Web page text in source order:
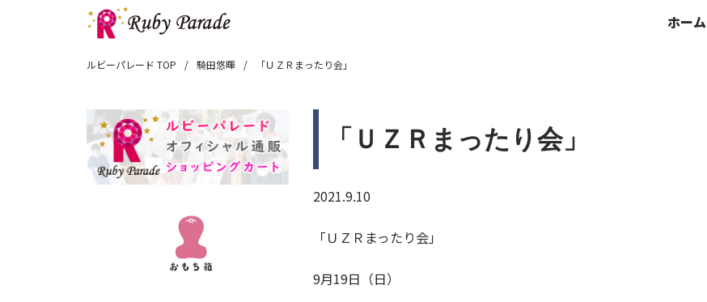
ホーム
ルビーパレード TOP 騎田悠暉 「ＵＺＲまったり会」
「ＵＺＲまったり会」
2021.9.10
「ＵＺＲまったり会」
9月19日（日）